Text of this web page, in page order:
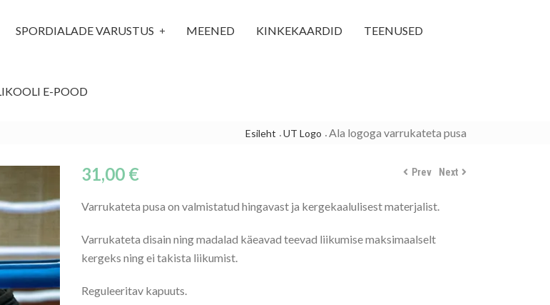
SPORDIALADE VARUSTUS MEENED KINKEKAARDID TEENUSED
E-POOD
Esileht UT Logo Ala logoga varrukateta pusa
Prev Next
31,00 €
Varrukateta pusa on valmistatud hingavast ja kergekaalulisest materjalist.
Varrukateta disain ning madalad käeavad teevad liikumise maksimaalselt
kergeks ning ei takista liikumist.
Reguleeritav kapuuts.